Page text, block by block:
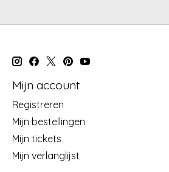
Mijn account
Registreren
Mijn bestellingen
Mijn tickets
Mijn verlanglijst